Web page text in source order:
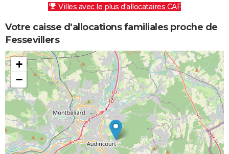
Villes avec le plus d'allocataires CAF
Votre caisse d'allocations familiales proche de
Fessevillers
+
−